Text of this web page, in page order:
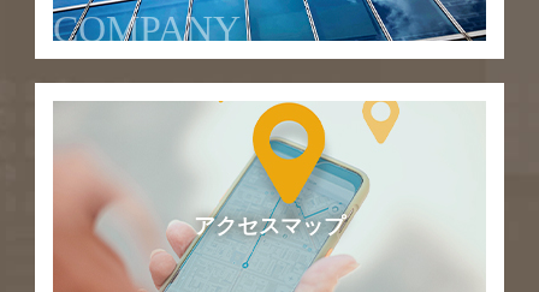
COMPANY
アクセスマップ